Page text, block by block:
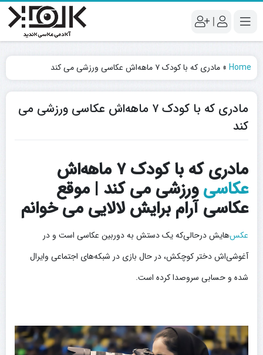
|
Home
» مادری که با کودک ۷ ماهه‌اش عکاسی ورزشی می کند
مادری که با کودک ۷ ماهه‌اش عکاسی ورزشی می
کند
مادری که با کودک ۷ ماهه‌اش
عکاسیورزشی می کند | موقع
عکاسی آرام برایش لالایی می خوانم
عکس‌هایش درحالی‌که یک دستش به دوربین عکاسی است و در
آغوشی‌اش دختر کوچکش، در حال بازی در شبکه‌های اجتماعی وایرال
شده و حسابی سروصدا کرده است.